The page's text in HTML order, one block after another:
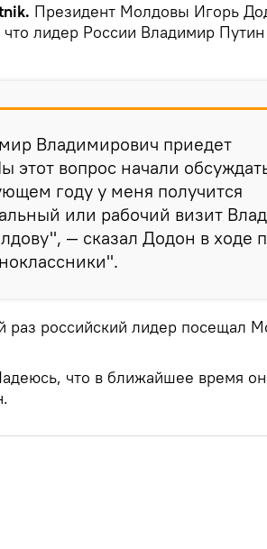
Президент Молдовы Игорь
что лидер России Владимир
Владимирович приедет
этот вопрос начали
году у меня получится
или рабочий визит
— сказал Додон в ходе
раз российский лидер посещал
что в ближайшее время он